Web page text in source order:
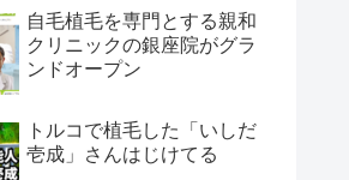
自毛植毛を専門とする親和
クリニックの銀座院がグラ
ンドオープン
トルコで植毛した「いしだ
壱成」さんはじけてる